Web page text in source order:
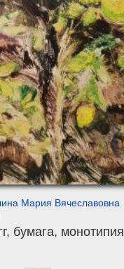
Мария Вячеславовна
бумага, монотипия